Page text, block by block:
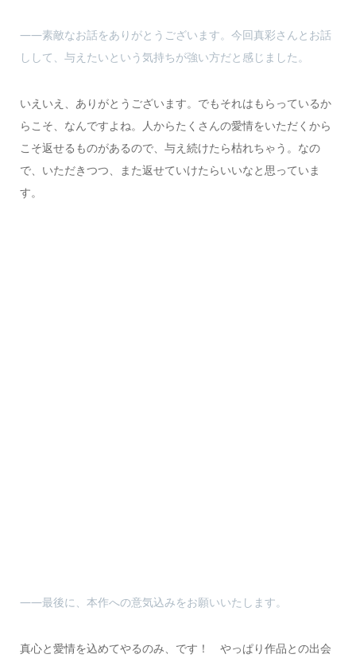
――素敵なお話をありがとうございます。今回真彩さんとお話
しして、与えたいという気持ちが強い方だと感じました。
いえいえ、ありがとうございます。でもそれはもらっているか
らこそ、なんですよね。人からたくさんの愛情をいただくから
こそ返せるものがあるので、与え続けたら枯れちゃう。なの
で、いただきつつ、また返せていけたらいいなと思っていま
す。
――最後に、本作への意気込みをお願いいたします。
真心と愛情を込めてやるのみ、です！ やっぱり作品との出会